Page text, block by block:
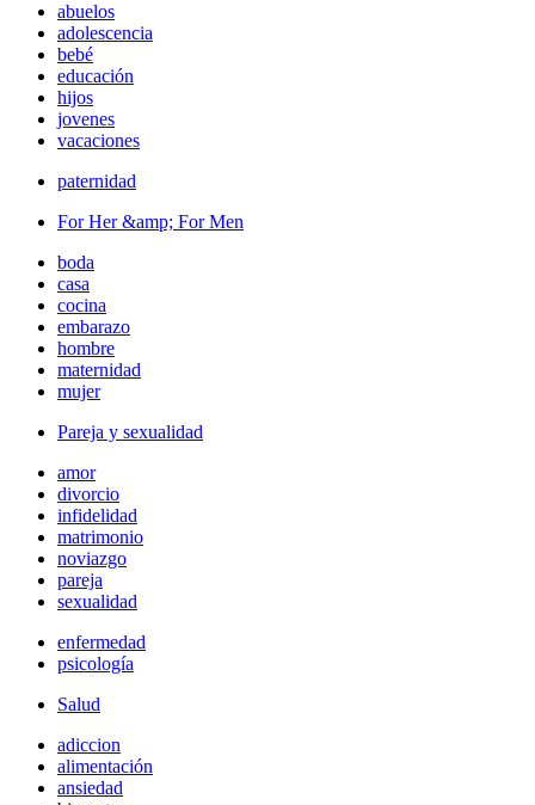
abuelos
adolescencia
bebé
educación
hijos
jovenes
vacaciones
paternidad
For Her &amp; For Men
boda
casa
cocina
embarazo
hombre
maternidad
mujer
Pareja y sexualidad
amor
divorcio
infidelidad
matrimonio
noviazgo
pareja
sexualidad
enfermedad
psicología
Salud
adiccion
alimentación
ansiedad